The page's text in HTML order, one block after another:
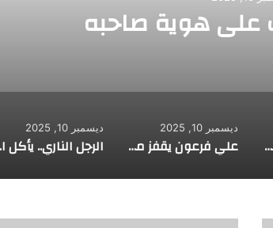
هوية صاحبه
طفل مصري يخرج قصاصات الورق من أنفه وفمه
ديسمبر 10, 2025
علي فرعون يقفز من الطابق العشرين ويأكل النار ويحطم سورا
ديسمبر 10, 2025
الرجل